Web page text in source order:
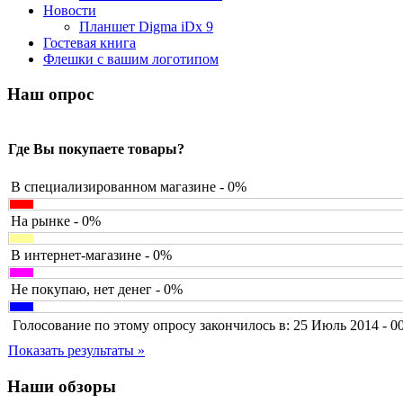
Barnes&noble
Brain
Brava
Canyon(1)
Cbr(1)
Codegen
Cyborg(8)
Defender(4)
Dell(6)
Dex
Everest
Firtech(2)
Flyper(1)
Foxconn
Fujitsu
G-cube(2)
Gelezka
Gembird(19)
Gemix(1)
Genius
Gigabyte(8)
Новости
Планшет Digma iDx 9
Гостевая книга
Флешки с вашим логотипом
Наш опрос
Где Вы покупаете товары?
В специализированном магазине - 0%
На рынке - 0%
В интернет-магазине - 0%
Не покупаю, нет денег - 0%
Голосование по этому опросу закончилось в: 25 Июль 2014 -
Показать результаты »
Наши обзоры